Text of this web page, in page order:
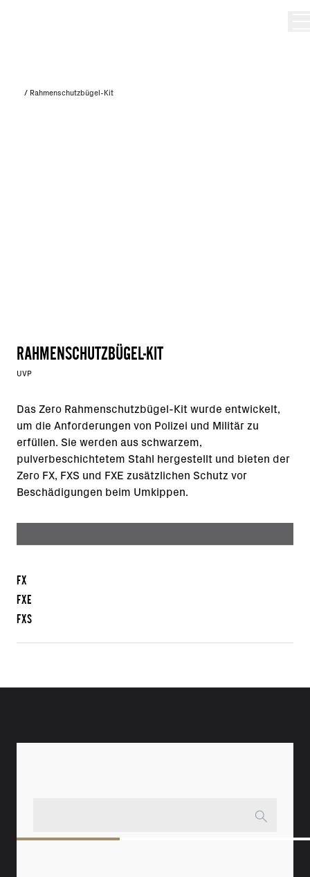
/ Rahmenschutzbügel-Kit
RAHMENSCHUTZBÜGEL-KIT
UVP
Das Zero Rahmenschutzbügel-Kit wurde entwickelt,
um die Anforderungen von Polizei und Militär zu
erfüllen. Sie werden aus schwarzem,
pulverbeschichtetem Stahl hergestellt und bieten der
Zero FX, FXS und FXE zusätzlichen Schutz vor
Beschädigungen beim Umkippen.
FX
FXE
FXS